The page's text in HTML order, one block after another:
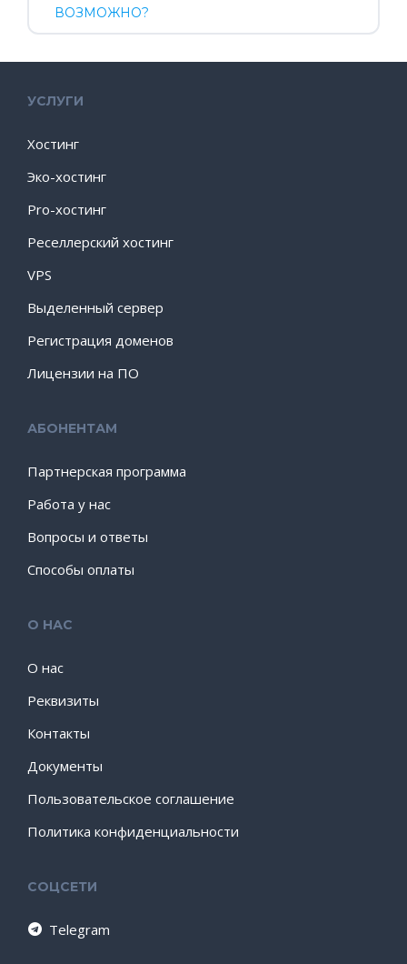
ВОЗМОЖНО?
УСЛУГИ
Хостинг
Эко-хостинг
Pro-хостинг
Реселлерский хостинг
VPS
Выделенный сервер
Регистрация доменов
Лицензии на ПО
АБОНЕНТАМ
Партнерская программа
Работа у нас
Вопросы и ответы
Способы оплаты
О НАС
О нас
Реквизиты
Контакты
Документы
Пользовательское соглашение
Политика конфиденциальности
СОЦСЕТИ
Telegram